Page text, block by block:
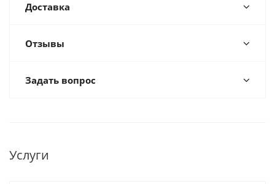
Доставка
Отзывы
Задать вопрос
Услуги